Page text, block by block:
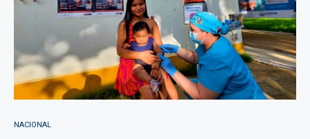
NACIONAL